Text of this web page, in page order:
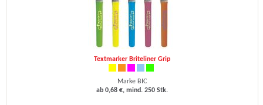
Textmarker Briteliner Grip
Marke BIC
ab 0,68 €, mind. 250 Stk.